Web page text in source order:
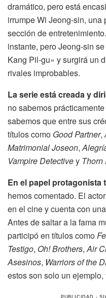
dramático, pero está
irrumpe Wi Jeong-sin,
sección de
instante, pero Jeong-sin
Kang Pil-gu» y surgirá un
rivales improbables.
La serie está creada y
no sabemos
sabemos que entre sus
títulos como Good Partner,
Matrimonial Joseon,
Vampire Detectivey Thorn
En el papel protagonista
hemos comentado. El
en el cine y cuenta con
Antes de saltar a la fama
participó en títulos como
Testigo, Oh! Brothers,Air
Asesinos, Warriors of the
estos son solo un